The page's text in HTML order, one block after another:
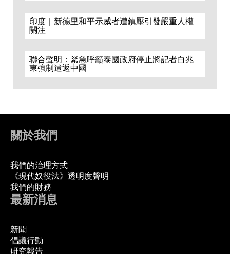
印度｜新德里和平示威者遭鎮壓引發嚴重人權
關注
聯合聲明：緊急呼籲泰國政府停止將記者白兆
東強制遣返中國
關於我們
我們的治理方式
《現代奴役法》透明度聲明
我們的財務
最新消息
新聞
倡議行動
研究報告